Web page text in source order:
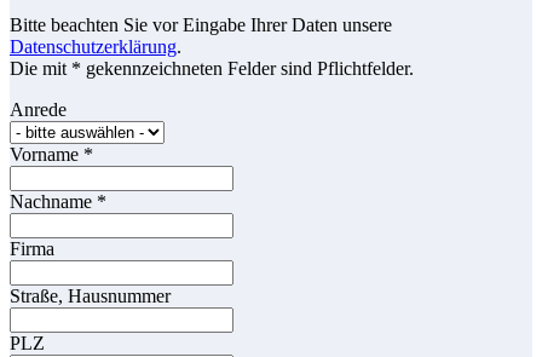
Bitte beachten Sie vor Eingabe Ihrer Daten unsere
Datenschutzerklärung.
Die mit * gekennzeichneten Felder sind Pflichtfelder.
Anrede
Vorname *
Nachname *
Firma
Straße, Hausnummer
PLZ